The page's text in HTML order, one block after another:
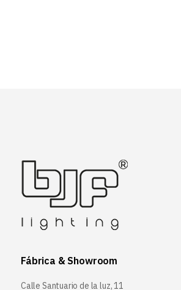
Fábrica & Showroom
Calle Santuario de la luz, 11